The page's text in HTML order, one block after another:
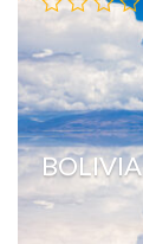
BOLIVIA